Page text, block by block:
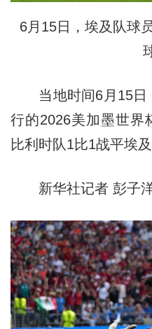
6月15日，埃及队球
当地时间6月15日
行的2026美加墨世界
比利时队1比1战平埃及
新华社记者 彭子